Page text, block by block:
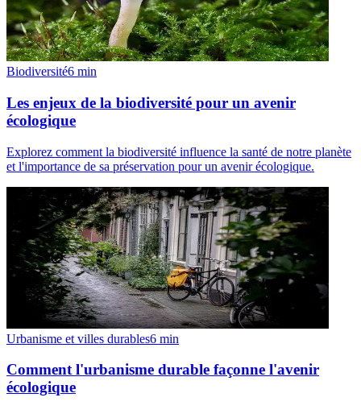
Biodiversité6 min
Les enjeux de la biodiversité pour un avenir
écologique
Explorez comment la biodiversité influence la santé de notre planète
et l'importance de sa préservation pour un avenir écologique.
Urbanisme et villes durables6 min
Comment l'urbanisme durable façonne l'avenir
écologique